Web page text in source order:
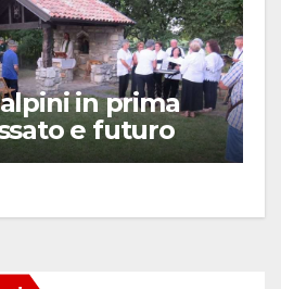
in prima
e futuro